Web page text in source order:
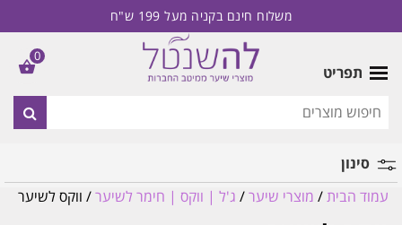
משלוח חינם בקניה מעל 199 ש"ח
תפריט
סינון
מותג
עמוד הבית/ מוצרי שיער/ ג'ל | ווקס | חימר לשיער/ ווקס לשיער
0